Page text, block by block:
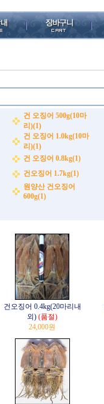
건 오징어 500g(10마
리)(1)
건 오징어 1.0kg(10마
리)(1)
건 오징어 0.8kg(1)
건오징어 1.7kg(1)
원양산 건오징어
600g(1)
건오징어 0.4kg(20마리내
외) (품절)
24,000원